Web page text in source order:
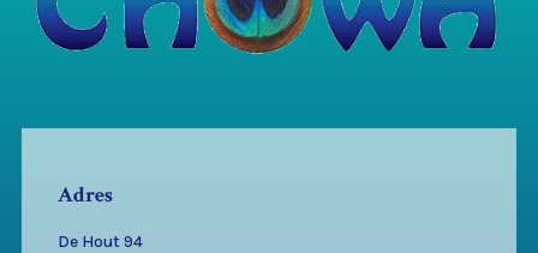
Adres
De Hout 94